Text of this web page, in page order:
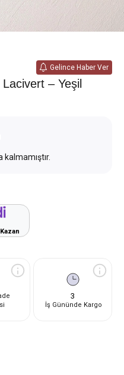
Gelince Haber Ver
– Yeşil
kalmamıştır.
3
İş Gününde Kargo